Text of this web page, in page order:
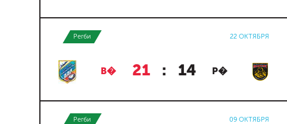
Регби 22 ОКТЯБРЯ
В� 21 : 14 Р�
Регби 09 ОКТЯБРЯ